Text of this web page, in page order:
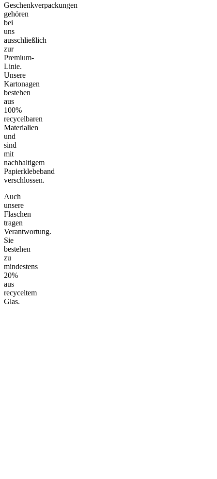
Geschenkverpackungen
gehören
bei
uns
ausschließlich
zur
Premium-
Linie.
Unsere
Kartonagen
bestehen
aus
100%
recycelbaren
Materialien
und
sind
mit
nachhaltigem
Papierklebeband
verschlossen.
Auch
unsere
Flaschen
tragen
Verantwortung.
Sie
bestehen
zu
mindestens
20%
aus
recyceltem
Glas.